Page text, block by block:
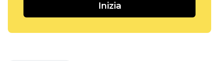
Inizia